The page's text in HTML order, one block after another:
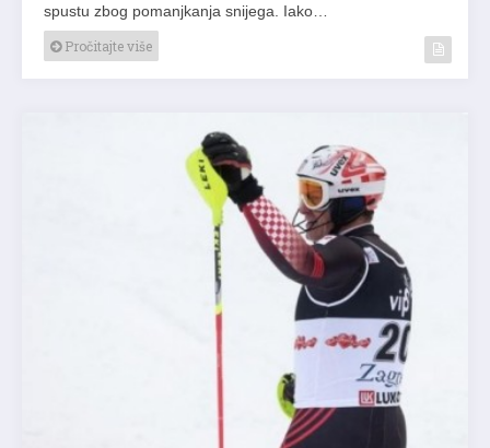
spustu zbog pomanjkanja snijega. Iako…
Pročitajte više